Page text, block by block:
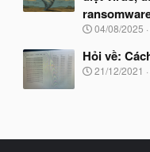
N
à
y
b
u
04/08/2025
Hỏi về:
N
21/12/2021